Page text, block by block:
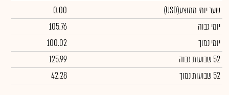
שער יומי ממוצע(USD)
0.00
יומי גבוה
105.76
יומי נמוך
100.02
52 שבועות גבוה
125.99
52 שבועות נמוך
42.28